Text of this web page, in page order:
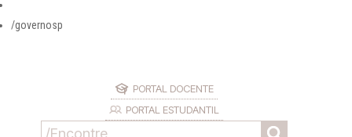
/governosp
PORTAL DOCENTE
PORTAL ESTUDANTIL